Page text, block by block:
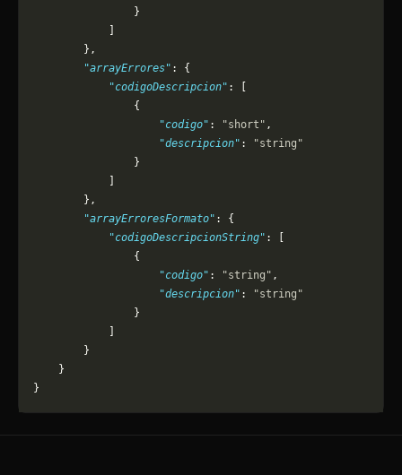
                }
        },
        "arrayErrores"
: {
            "codigoDescripcion"
: [
                {
                    "codigo"
: "short" ,
                    "descripcion"
:
"string"
                }
        },
        "arrayErroresFormato"
: {
            "codigoDescripcionString"
: [
                {
                    "codigo"
: "string" ,
                    "descripcion"
:
"string"
                }
        }
    }
}